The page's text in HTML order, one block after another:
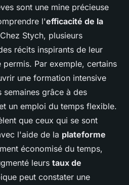
sont une mine précieuse
l'efficacité de la
Stych, plusieurs
récits inspirants de leur
Par exemple, certains
une formation intensive
semaines grâce à des
un emploi du temps flexible.
que ceux qui se sont
l'aide de la plateforme
économisé du temps,
leurs taux de
peut constater une